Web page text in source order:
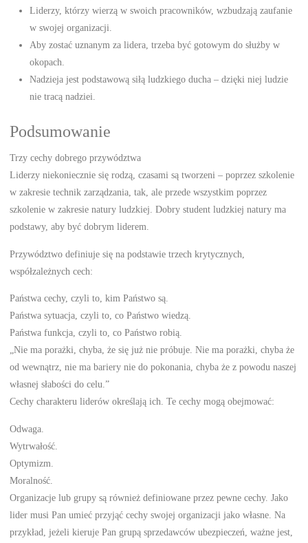
Liderzy, którzy wierzą w swoich pracowników, wzbudzają zaufanie
w swojej organizacji.
Aby zostać uznanym za lidera, trzeba być gotowym do służby w
okopach.
Nadzieja jest podstawową siłą ludzkiego ducha – dzięki niej ludzie
nie tracą nadziei.
Podsumowanie
Trzy cechy dobrego przywództwa
Liderzy niekoniecznie się rodzą, czasami są tworzeni – poprzez szkolenie
w zakresie technik zarządzania, tak, ale przede wszystkim poprzez
szkolenie w zakresie natury ludzkiej. Dobry student ludzkiej natury ma
podstawy, aby być dobrym liderem.
Przywództwo definiuje się na podstawie trzech krytycznych,
współzależnych cech:
Państwa cechy, czyli to, kim Państwo są.
Państwa sytuacja, czyli to, co Państwo wiedzą.
Państwa funkcja, czyli to, co Państwo robią.
„Nie ma porażki, chyba, że się już nie próbuje. Nie ma porażki, chyba że
od wewnątrz, nie ma bariery nie do pokonania, chyba że z powodu naszej
własnej słabości do celu.”
Cechy charakteru liderów określają ich. Te cechy mogą obejmować:
Odwaga.
Wytrwałość.
Optymizm.
Moralność.
Organizacje lub grupy są również definiowane przez pewne cechy. Jako
lider musi Pan umieć przyjąć cechy swojej organizacji jako własne. Na
przykład, jeżeli kieruje Pan grupą sprzedawców ubezpieczeń, ważne jest,